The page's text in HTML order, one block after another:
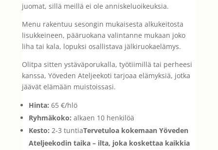
juomat, sillä meillä ei ole anniskeluoikeuksia.
Menu rakentuu sesongin mukaisesta alkukeitosta
lisukkeineen, pääruokana valintanne mukaan joko
liha tai kala, lopuksi osallistava jälkiruokaelämys.
Olitpa sitten ystäväporukalla, työtiimillä tai perheesi
kanssa, Yöveden Ateljeekoti tarjoaa elämyksiä, jotka
jäävät elämään muistoissasi.
Hinta: 65 €/hlö
Ryhmäkoko: alkaen 10 henkilöä
Kesto: 2-3 tuntiaTervetuloa kokemaan Yöveden
Ateljeekodin taika – ilta, joka koskettaa kaikkia